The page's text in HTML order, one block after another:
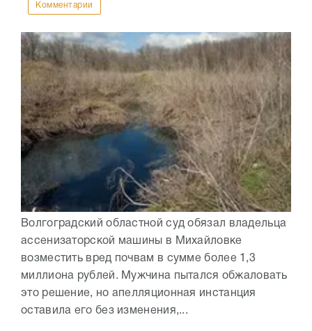
Комментарии
Волгоградский областной суд обязал владельца
ассенизаторской машины в Михайловке
возместить вред почвам в сумме более 1,3
миллиона рублей. Мужчина пытался обжаловать
это решение, но апелляционная инстанция
оставила его без изменения,...